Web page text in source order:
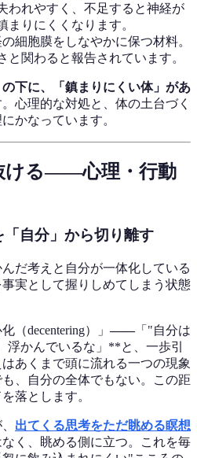
われやすく、不足すると神経が
まりにくくなります。
の細胞膜をしなやかに保つ材料。
と関わると報告されています。
の下に、「鎮まりにくい体」があ
心理的な対処と、体の土台づく
かなっています。
ける——心理・行動
自分」から切り離す
だ考えと自分が一体化している
実として握りしめてしまう状態
（decentering）」——「"自分は
浮かんでいるな」**と、一歩引
あくまで頭に流れる一つの現象
、自分の全体でもない。この距
落とします。
出てくる思考をただ眺める瞑想
く、眺める側に立つ。これを毎